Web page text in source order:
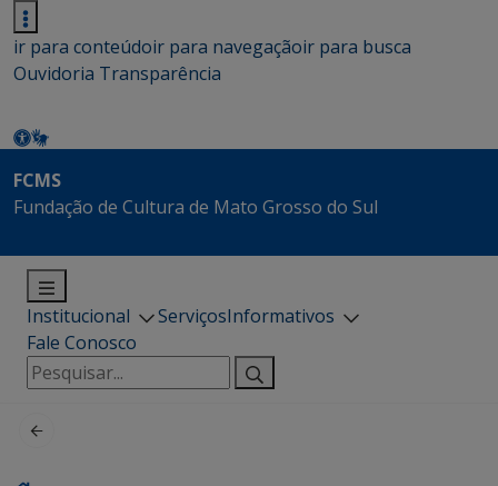
ir para conteúdoir para navegaçãoir para busca
Ouvidoria Transparência
FCMS
Fundação de Cultura de Mato Grosso do Sul
Institucional ServiçosInformativos
Fale Conosco
Pesquisar
por: